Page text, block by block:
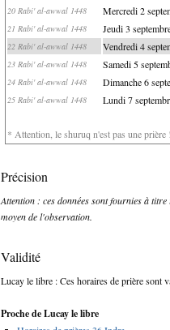
20 Rabi' al-awwal 1448 Mercredi 2
21 Rabi' al-awwal 1448 Jeudi 3
22 Rabi' al-awwal 1448 Vendredi 4
23 Rabi' al-awwal 1448 Samedi 5
24 Rabi' al-awwal 1448 Dimanche 6
25 Rabi' al-awwal 1448 Lundi 7
* Attention, le shuruq n'est pas une
Précision
Attention : ces données sont fournies à
moyen de l'observation.
Validité
Lucay le libre : Ces horaires de prière sont
Proche de Lucay le libre